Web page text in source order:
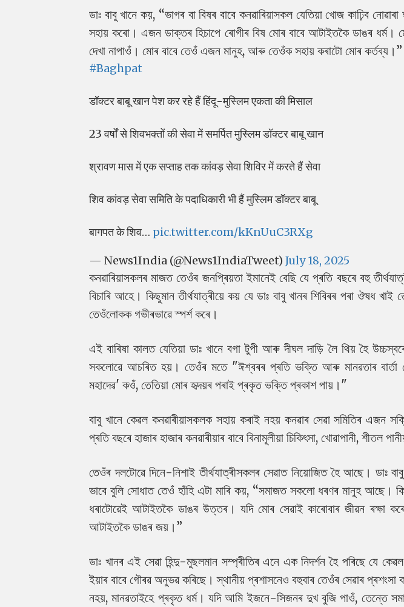
ডাঃ বাবু খানে কয়, “ভাগৰ বা বিষৰ বাবে কনৱাৰিয়াসকল যেতিয়া খোজ কাঢ়িব
সহায় কৰো। এজন ডাক্তৰ হিচাপে ৰোগীৰ বিষ মোৰ বাবে আটাইতকৈ ডাঙৰ ধৰ্ম।
দেখা নাপাওঁ। মোৰ বাবে তেওঁ এজন মানুহ, আৰু তেওঁক সহায় কৰাটো মোৰ কৰ্তব্য।”
#Baghpat
डॉक्टर बाबू खान पेश कर रहे हैं हिंदू-मुस्लिम एकता की मिसाल
23 वर्षों से शिवभक्तों की सेवा में समर्पित मुस्लिम डॉक्टर बाबू खान
श्रावण मास में एक सप्ताह तक कांवड़ सेवा शिविर में करते हैं सेवा
शिव कांवड़ सेवा समिति के पदाधिकारी भी हैं मुस्लिम डॉक्टर बाबू
बागपत के शिव… pic.twitter.com/kKnUuC3RXg
— News1India (@News1IndiaTweet) July 18, 2025
কনৱাৰিয়াসকলৰ মাজত তেওঁৰ জনপ্ৰিয়তা ইমানেই বেছি যে প্ৰতি বছৰে বহু
বিচাৰি আহে। কিছুমান তীৰ্থযাত্ৰীয়ে কয় যে ডাঃ বাবু খানৰ শিবিৰৰ পৰা ঔষধ
তেওঁলোকক গভীৰভাৱে স্পৰ্শ কৰে।
এই বাৰিষা কালত যেতিয়া ডাঃ খানে বগা টুপী আৰু দীঘল দাড়ি লৈ থিয় হৈ
সকলোৱে আচৰিত হয়। তেওঁৰ মতে "ঈশ্বৰৰ প্ৰতি ভক্তি আৰু মানৱতাৰ বাৰ্তা
মহাদেৱ' কওঁ, তেতিয়া মোৰ হৃদয়ৰ পৰাই প্ৰকৃত ভক্তি প্ৰকাশ পায়।"
বাবু খানে কেৱল কনৱাৰীয়াসকলক সহায় কৰাই নহয় কনৱাৰ সেৱা সমিতিৰ এজন
প্ৰতি বছৰে হাজাৰ হাজাৰ কনৱাৰীয়াৰ বাবে বিনামূলীয়া চিকিৎসা, খোৱাপানী, শীতল
তেওঁৰ দলটোৱে দিনে-নিশাই তীৰ্থযাত্ৰীসকলৰ সেৱাত নিয়োজিত হৈ আছে। ডাঃ
ভাবে বুলি সোধাত তেওঁ হাঁহি এটা মাৰি কয়, “সমাজত সকলো ধৰণৰ মানুহ আছে।
ধৰাটোৱেই আটাইতকৈ ডাঙৰ উত্তৰ। যদি মোৰ সেৱাই কাৰোবাৰ জীৱন ৰক্ষা
আটাইতকৈ ডাঙৰ জয়।”
ডাঃ খানৰ এই সেৱা হিন্দু-মুছলমান সম্প্ৰীতিৰ এনে এক নিদৰ্শন হৈ পৰিছে যে
ইয়াৰ বাবে গৌৰৱ অনুভৱ কৰিছে। স্থানীয় প্ৰশাসনেও বহুবাৰ তেওঁৰ সেৱাৰ
নহয়, মানৱতাইহে প্ৰকৃত ধৰ্ম। যদি আমি ইজনে-সিজনৰ দুখ বুজি পাওঁ, তেন্তে